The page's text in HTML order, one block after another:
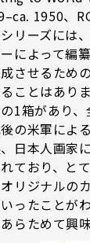
1950、
リーズには
によって編
させるため
ことはあり
1箱があり
の米軍によ
日本人画家
ており、と
リジナルの
ったことが
らためて興